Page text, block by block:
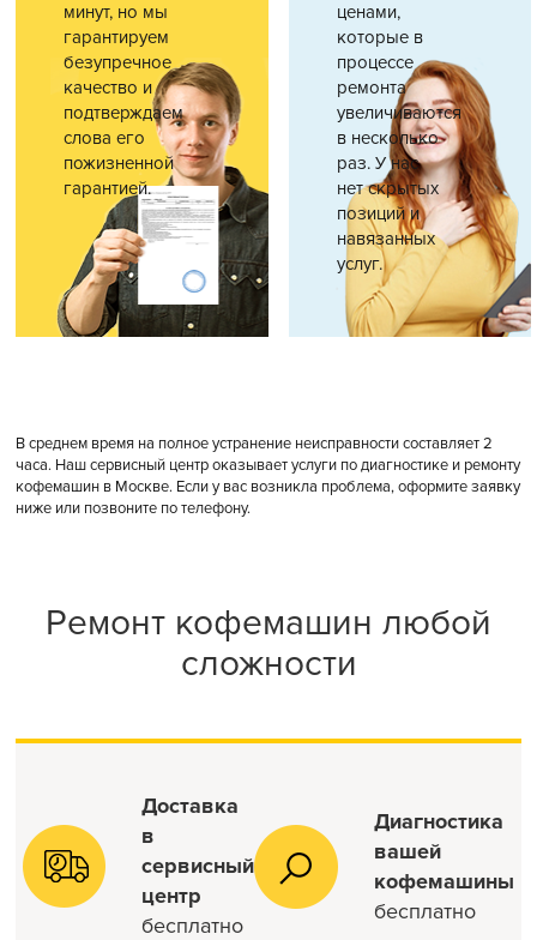
минут, но мы
гарантируем
безупречное
качество и
подтверждаем
слова его
пожизненной
гарантией.
ценами,
которые в
процессе
ремонта
увеличиваются
в несколько
раз. У нас
нет скрытых
позиций и
навязанных
услуг.
В среднем время на полное устранение неисправности составляет 2
часа. Наш сервисный центр оказывает услуги по диагностике и ремонту
кофемашин в Москве. Если у вас возникла проблема, оформите заявку
ниже или позвоните по телефону.
Ремонт кофемашин любой
сложности
Доставка
в
сервисный
центр
бесплатно
Диагностика
вашей
кофемашины
бесплатно